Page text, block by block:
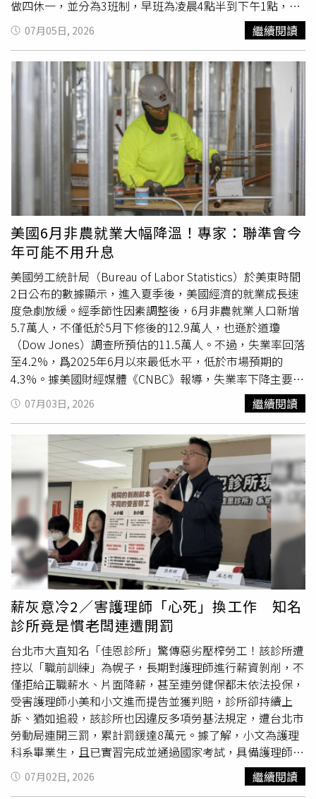
度，由資深員工帶領新進人員熟悉企業文化與服務精神，希
望提升顧客滿意度，同時維持團隊凝聚力，這也是許多員工
願意長年留任的重要原因。完善的福利制度更在巴札人生最
艱難的時刻發揮作用。他的妻子喬蒂（Jody）同樣曾在
Costco烘焙部門服務26年，去年被診斷罹患第三期腦癌，
治療期間共接受3次腦部手術，相關醫療費用幾乎都由公司
保險負擔，每次專科門診僅需自付25美元（約新台幣730
元），大幅減輕家庭經濟壓力。此外，公司提供的心理諮商
福利，也幫助巴札度過妻子罹病期間的低潮。巴札2018年
曾獲選Costco年度員工（Employee of the Year），多年來
公司也曾多次邀請他升任主管，但他始終婉拒。他表示，比
起管理職，更喜歡站在第一線與顧客交流，也樂於分享經
驗、協助新進同事成長。妻子生病後，他改為兼職工作，但
公司仍維持原有時薪待遇，讓他能兼顧家庭與工作。巴札表
示，自己曾多次接獲升任主管的邀請，但始終選擇留在第一
線。他認為，每天與顧客交流、分享生活點滴，以及陪伴新
進同事成長，比起擔任管理職更有成就感。「我想我真正適
合的位置，就是現在這個崗位。」他坦言，即使退休帳戶已
累積足以退休的資產，仍樂於每天回到賣場工作，因此至今
沒有萌生離職念頭。類似案例還包括華盛頓州柯文頓
（Covington）門市90多歲的員工李沃德斯（Lee
Warders）。他自2011年進入Costco服務，今年4月退休，
因與顧客互動熱絡而成為當地名人，不少消費者還替他成立
Facebook粉絲專頁分享合照。他透露，自己長年將最高
50%的薪資投入401(k)退休帳戶，因此退休生活同樣相當充
裕，也再次展現Costco長年留才與完善福利制度所帶來的
做四休一，並分為3班制，早班為凌晨4點半到下午1點，月
薪為5.7萬至6.2萬，中班則是上午11點半到晚上8點，月薪
5.6萬至6.1萬，晚班時間為晚上8點至凌晨4點半，月薪5.8
萬至6.3萬。該徵人公告也提到，可抽成23%至於26%，但
以上均為參考薪資，實際仍以面試為主，如果為工讀，
時薪
則是每小時250至280元。對此，原PO指出，有過來人透
露，店家可能要求員工要會點餐、煮餐、配餐、結帳、清
潔，讓他不禁好奇詢問「大家覺得這個薪資怎麼樣？」貼文
曝光後，不少鄉民紛紛在底下留言，「超高欸」、「每天
8.5小時，月休6天」、「比部分科技業系統廠高了」、「只
有炒麵跟滷肉飯算蠻單純的吧」、「就算是獨立作業，這個
價碼也很公道了吧」、「不用學歷跟經驗的工作來說算不
錯」、「加班費算一算差不多1萬，等於月薪4萬6」、「能
吃苦的可以去」、「表定時間看看就好，餐飲有些還要提早
1小時以上上班，晚1小時以上下班」。也有人說，「廚房很
累的」、「好拚，夏天好熱」、「說餐飲輕鬆的先看有沒有
冷氣吧，沒冷氣的店，夏天做得下去1個月再說」、「一個
人當好幾個用，不好找人只好這樣」、「給你2人薪水，做4
人工作」、「看是不是責任制，做不完是不是要免費加
班」、「這種薪資，這家店一定忙到靠X」、「可以3班輪的
小吃店，你猜猜有多忙」、「這換算正常工作每個月加班時
數破48小」、「我寧可去輕鬆的有冷氣的領基本工資」。還
有人表示，「有人爆料實拿才3萬多？」、「這家不是很操
嗎？」、「YT就有新聞了啊，大夜1人扛全部流程」、「以
前我家附近的分店內用很熱，1個店員撐全場，點餐出餐收
桌子」、「這店家工作很硬，一個人內外場全包」、「這間
我知道，算是小規模的連鎖，他這薪水板會一直不斷漲，雖
然說不知道操不操，不過也還算有良心」。
07月05日, 2026 繼續閱讀
美國6月非農就業大幅降溫！專家：聯準會今
年可能不用升息
美國勞工統計局（Bureau of Labor Statistics）於美東時間
2日公布的數據顯示，進入夏季後，美國經濟的就業成長速
度急劇放緩。經季節性因素調整後，6月非農就業人口新增
5.7萬人，不僅低於5月下修後的12.9萬人，也遜於道瓊
（Dow Jones）調查所預估的11.5萬人。不過，失業率回落
至4.2%，爲2025年6月以來最低水平，低於市場預期的
4.3%。據美國財經媒體《CNBC》報導，失業率下降主要是
因為勞動參與率大幅下滑。勞動參與率下降0.3個百分點至
61.5%，創下自2021年3月以來最低水準。家庭調查顯示，
濟因素只能從事兼職工作的廣義失業率則下降0.2個百分點
至7.9%。前幾個月的數據也遭到大幅下修。原本遠優於經
濟學家預期的5月新增就業人數被下修4.3萬人；4月數據則
下修3.1萬人至14.8萬人，顯示勞動市場成長速度遠比先前
認知更為疲弱。平均時薪月增0.3%、年增3.5%，2項數據
皆符合市場共識預期。各產業方面，專業及商業服務新增
3.6萬個工作機會，為就業成長最大來源。社會援助新增2.5
萬人，醫療保健新增2.2萬人，但成長速度低於該產業一般
水準。政府部門則增加8千個職位。另一方面，休閒與餐旅
業減少6.1萬個工作。美國勞工統計局表示，這主要反映該
產業季節性招聘速度較往年緩慢。市場先前曾預期，世界盃
（World Cup）可能帶動就業成長，其中高盛（Goldman
Sachs）估計可增加約4萬個工作機會。其他大多數產業的
就業變化則相當有限。就業報告公布後，股市期貨上漲，交
易員降低了對9月即升息的預期。美國公債殖利率則走低，
其中對貨幣政策最敏感的2年期公債殖利率下跌3.5個基點至
4.13%。信安資產管理（Principal Asset Management）首
席全球策略師沙阿（Seema Shah）表示：「非農就業成長
放緩，挑戰了近幾個月逐漸形成的勞動市場重新轉強的論
述，但更重要的是，這再次證明聯準會（Fed）幾乎沒有進
一步收緊貨幣政策的壓力。」這份報告公布之際，聯準會決
07月03日, 2026 繼續閱讀
薪灰意冷2／害護理師「心死」換工作 知名
診所竟是慣老闆連遭開罰
台北市大直知名「佳恩診所」驚傳惡劣壓榨勞工！該診所遭
控以「職前訓練」為幌子，長期對護理師進行薪資剝削，不
僅拒給正職薪水、片面降薪，甚至連勞健保都未依法投保，
受害護理師小美和小文進而提告並獲判賠，診所卻持續上
訴、猶如追殺，該診所也因違反多項勞基法規定，遭台北市
勞動局連開三罰，累計罰鍰達8萬元。據了解，小文為護理
科系畢業生，且已實習完成並通過國家考試，具備護理師執
照，她113年入職大直佳恩，不到一個月就被診所以「未通
過考核」為由解雇。小文入職時，雙方約好月薪為4萬2000
07月02日, 2026 繼續閱讀